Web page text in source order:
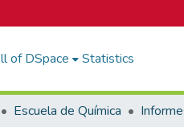
of DSpace Statistics
Escuela de Química